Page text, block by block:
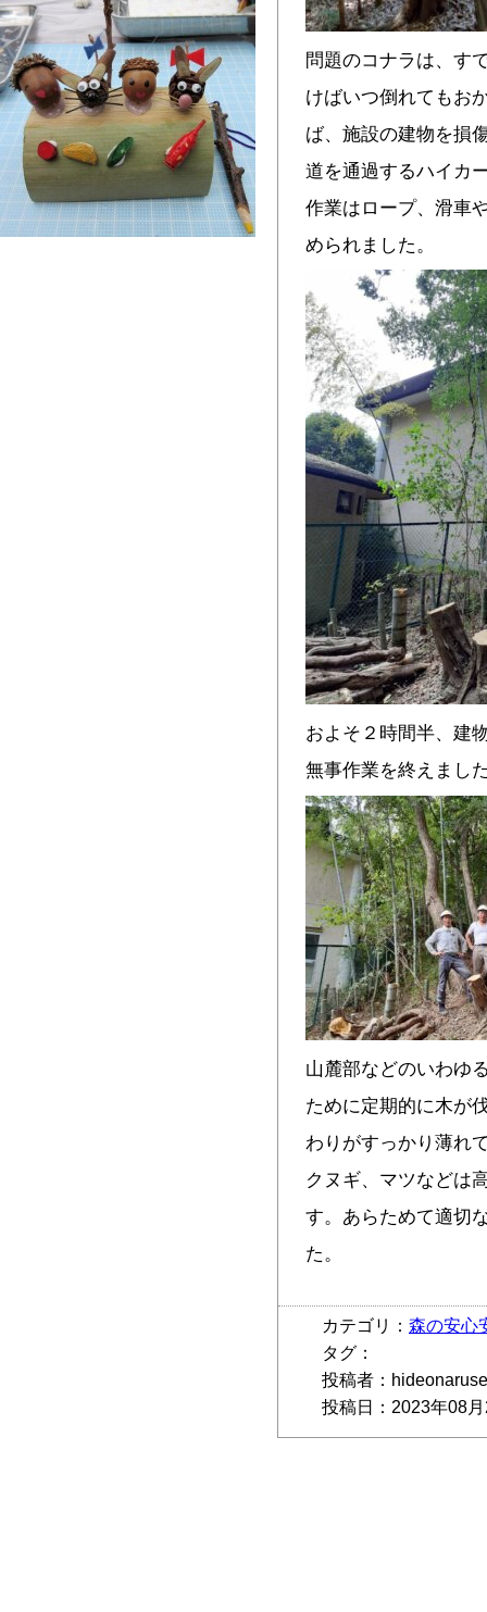
問題のコナラは、す
けばいつ倒れてもお
ば、施設の建物を損
道を通過するハイカ
作業はロープ、滑車
められました。
およそ２時間半、建
無事作業を終えまし
山麓部などのいわゆ
ために定期的に木が
わりがすっかり薄れ
クヌギ、マツなどは
す。あらためて適切
た。
カテゴリ： 森の安心
タグ：
投稿者：hideonaruse
投稿日：2023年08